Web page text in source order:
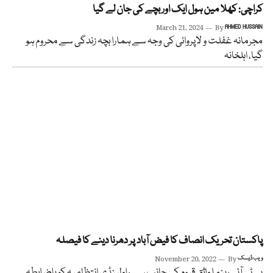
کراچی: کھلا مین ہول ایک اور بچے کی جان لے گیا
March 21, 2024 ByAHMED HUSSAIN
مجرمانہ غفلت و لاپروائی کی وجہ سے ہمارا بچہ زندگی سے محروم ہو
گیا، اہلخانہ
پاکستان تحریک انصاف کا فیض آباد پر دھرنا دینے کا فیصلہ
November 20, 2022 Byویب ڈیسک